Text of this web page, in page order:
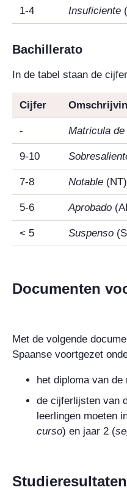
1-4 Insuficiente
Bachillerato
In de tabel staan de
Cijfer
- Matricula de
9-10
7-8 Notable (NT)
5-6 Aprobado
< 5 Suspenso
Documenten
Met de volgende
Spaanse voortgezet
het diploma van
de cijferlijsten van
leerlingen moeten
curso) en jaar 2 (